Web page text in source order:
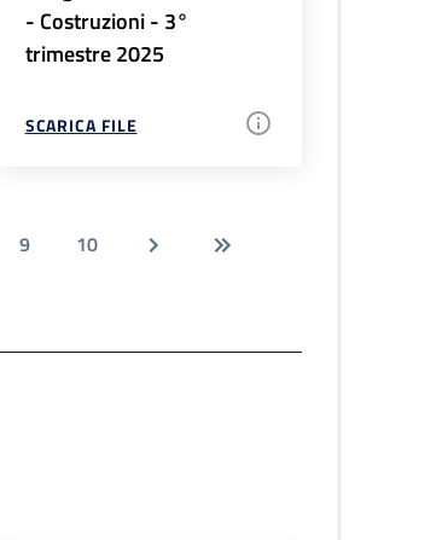
- Costruzioni - 3°
trimestre 2025
SCARICA FILE
9 10